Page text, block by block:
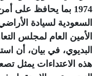
1974 بما يحافظ
السعودية لسيادة
الأمين العام لمجلس
البديوي، في بيان، أن
هذه الاعتداءات يمثل